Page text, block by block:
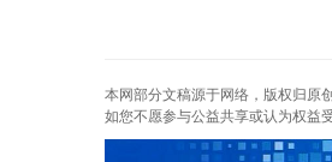
本网部分文稿源于网络，版权归原
如您不愿参与公益共享或认为权益